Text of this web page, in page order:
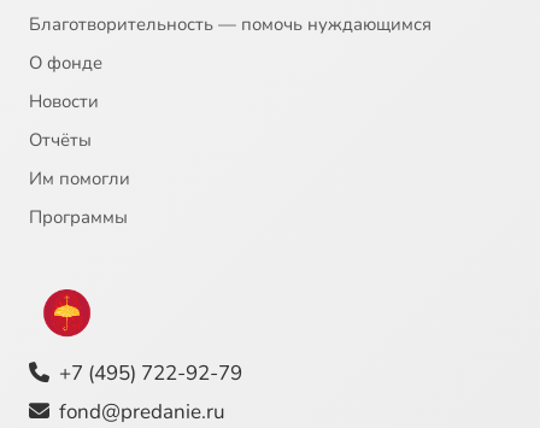
Благотворительность — помочь нуждающимся
О фонде
Новости
Отчёты
Им помогли
Программы
+7 (495) 722-92-79
fond@predanie.ru